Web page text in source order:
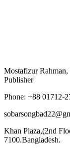
Mostafizur
Publisher
Phone: +88 01712-
Khan Plaza,(2nd
7100.Bangladesh.